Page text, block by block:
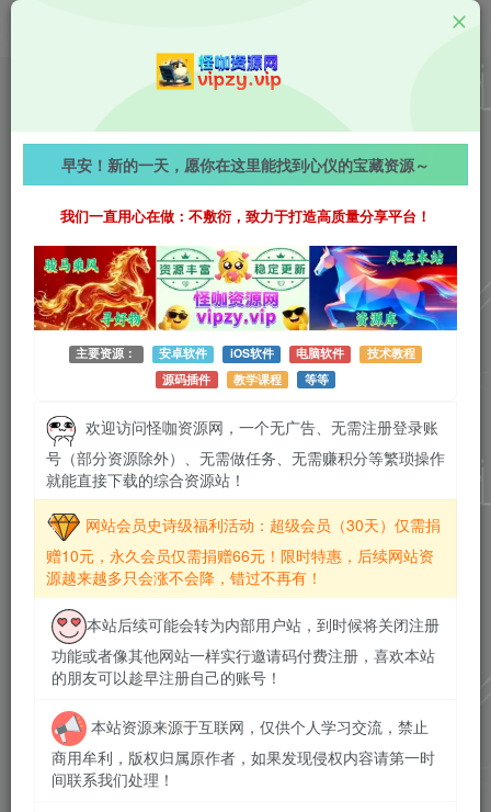
【全网精选高颜值妹子推荐】潘安【合集版，手慢无】
热度：32
0条评论 作者已发布3735篇文章
早安！新的一天，愿你在这里能找到心仪的宝藏资源～
我们一直用心在做：不敷衍，致力于打造高质量分享平台！
主要资源： 安卓软件 iOS软件 电脑软件
技术教程
源码插件
教学课程 等等
欢迎访问怪咖资源网，一个无广告、无需注册登录账
号（部分资源除外）、无需做任务、无需赚积分等繁琐操作
就能直接下载的综合资源站！
网站会员史诗级福利活动：超级会员（30天）仅需捐
赠10元，永久会员仅需捐赠66元！限时特惠，后续网站资
源越来越多只会涨不会降，错过不再有！
本站后续可能会转为内部用户站，到时候将关闭注册
功能或者像其他网站一样实行邀请码付费注册，喜欢本站
的朋友可以趁早注册自己的账号！
本站资源来源于互联网，仅供个人学习交流，禁止
商用牟利，版权归属原作者，如果发现侵权内容请第一时
间联系我们处理！